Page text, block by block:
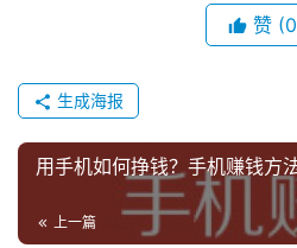
赞
生成海报
用手机如何挣钱？手机赚钱方
上一篇